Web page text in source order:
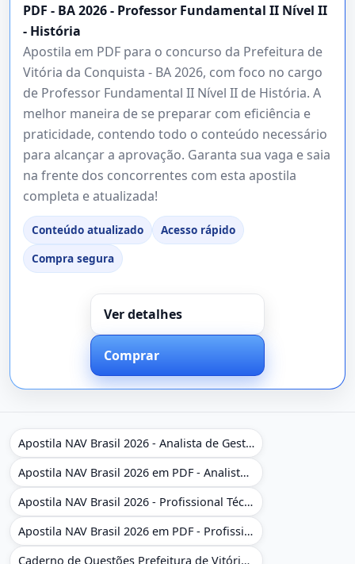
PDF - BA 2026 - Professor Fundamental II Nível II
- História
Apostila em PDF para o concurso da Prefeitura de
Vitória da Conquista - BA 2026, com foco no cargo
de Professor Fundamental II Nível II de História. A
melhor maneira de se preparar com eficiência e
praticidade, contendo todo o conteúdo necessário
para alcançar a aprovação. Garanta sua vaga e saia
na frente dos concorrentes com esta apostila
completa e atualizada!
Conteúdo atualizado
Acesso rápido
Compra segura
Ver detalhes
Comprar
Apostila NAV Brasil 2026 - Analista de Gestão
Apostila NAV Brasil 2026 em PDF - Analista de Gestão
Apostila NAV Brasil 2026 - Profissional Técnico de Navegação Aérea - Operador de Torre de Controle
Apostila NAV Brasil 2026 em PDF - Profissional Técnico de Navegação Aérea - Operador de Torre de Controle
Caderno de Questões Prefeitura de Vitória da Conquista - BA - Conhecimentos Gerais - 450 Questões Gabaritadas